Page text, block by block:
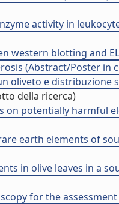
activity in
western blotting and
(Abstract/Poster in
oliveto e distribuzione
della ricerca)
potentially harmful
earth elements of
in olive leaves in a
for the